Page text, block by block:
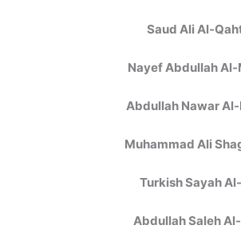
Saud Ali Al-
Nayef Abdullah
Abdullah Nawar
Muhammad Ali
Turkish Sayah
Abdullah Saleh